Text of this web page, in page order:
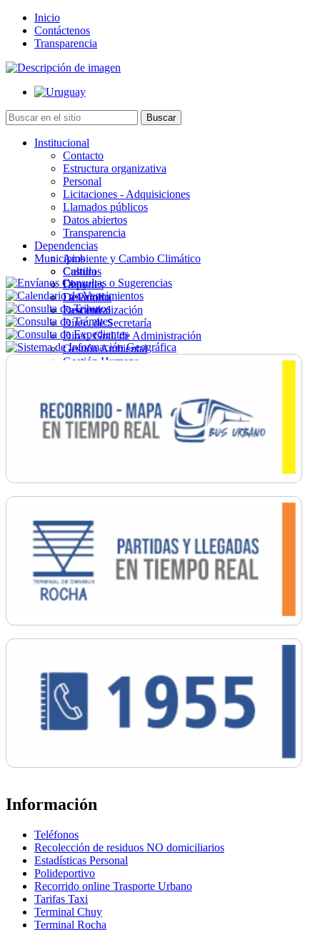
Inicio
Contáctenos
Transparencia
Institucional
Contacto
Estructura organizativa
Personal
Licitaciones - Adquisiciones
Llamados públicos
Datos abiertos
Transparencia
Dependencias
Ambiente y Cambio Climático
Cultura
Deportes
Desarrollo
Descentralización
Direc. de Secretaría
Direc. Gral. de Administración
Gestión Ambiental
Gestión Humana
Ordenamiento
Promoción Social
Salud
Secretaría General
Municipios
Castillos
Chuy
La Paloma
Lascano
Información
Teléfonos
Recolección de residuos NO domiciliarios
Estadísticas Personal
Polideportivo
Recorrido online Trasporte Urbano
Tarifas Taxi
Terminal Chuy
Terminal Rocha